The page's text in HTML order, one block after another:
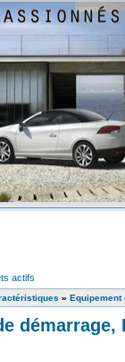
actifs
» Equipement
démarrage,